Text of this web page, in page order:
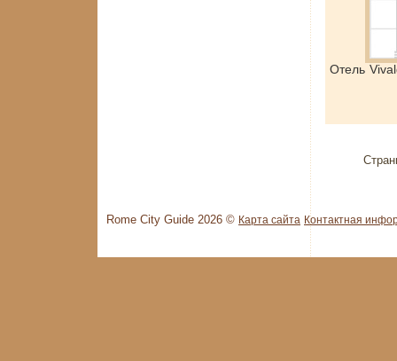
Отель
Rome City Guide 2026 © Карта сайта Контактная